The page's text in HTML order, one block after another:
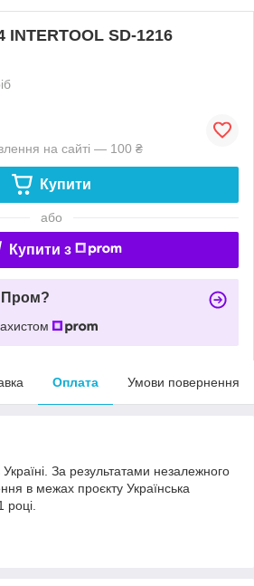
INTERTOOL SD-1216
на сайті — 100 ₴
Купити
або
Купити з
Пром?
Оплата Умови повернення
За результатами незалежного
в межах проєкту Українська